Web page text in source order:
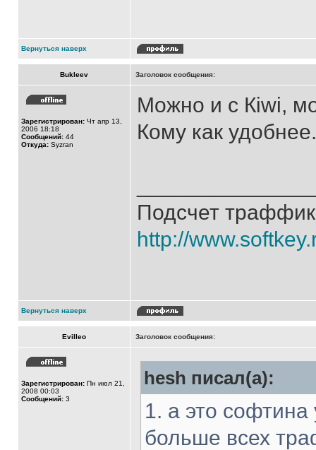
Вернуться наверх
Bukleev Заголовок сообщения:
Зарегистрирован: Чт апр 13,
2006 18:18
Сообщений: 44
Откуда: Syzran
Можно и с Кiwi,
Кому как удобнее.
Подсчет
http://
Вернуться наверх
Evilleo Заголовок сообщения:
Зарегистрирован: Пн июл 21,
2008 00:03
Сообщений: 3
hesh писал(а):
1. а это
больше всех